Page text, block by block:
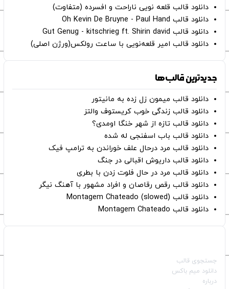
دانلود قالب قلعه نویی ناراحت و افسرده (متفاوت)
دانلود قالب Oh Kevin De Bruyne - Paul Hand
دانلود قالب Gut Genug - kitschrieg ft. Shirin david
دانلود قالب امیر قلعه‌نویی با ساعت رولکس(ورژن اصلی)
جدیدترین قالب‌ها
دانلود قالب میمون زل زده به مانیتور
دانلود قالب زندگی خوب کریستوف والتز
دانلود قالب تازه از شهر خنگا اومدی؟
دانلود قالب باب اسفنجی له شده
دانلود قالب مرد درحال علف خوراندن به ترامپ فیک
دانلود قالب داریوش اقبالی در جنگ
دانلود قالب مرد در حال فلوت زدن با بطری
دانلود قالب رقص رقاصان و افراد مشهور با آهنگ نیگر
دانلود قالب Montagem Chateado (slowed)
دانلود قالب Montagem Chateado
جستجوی قالب
دانلود میم باکس
درباره